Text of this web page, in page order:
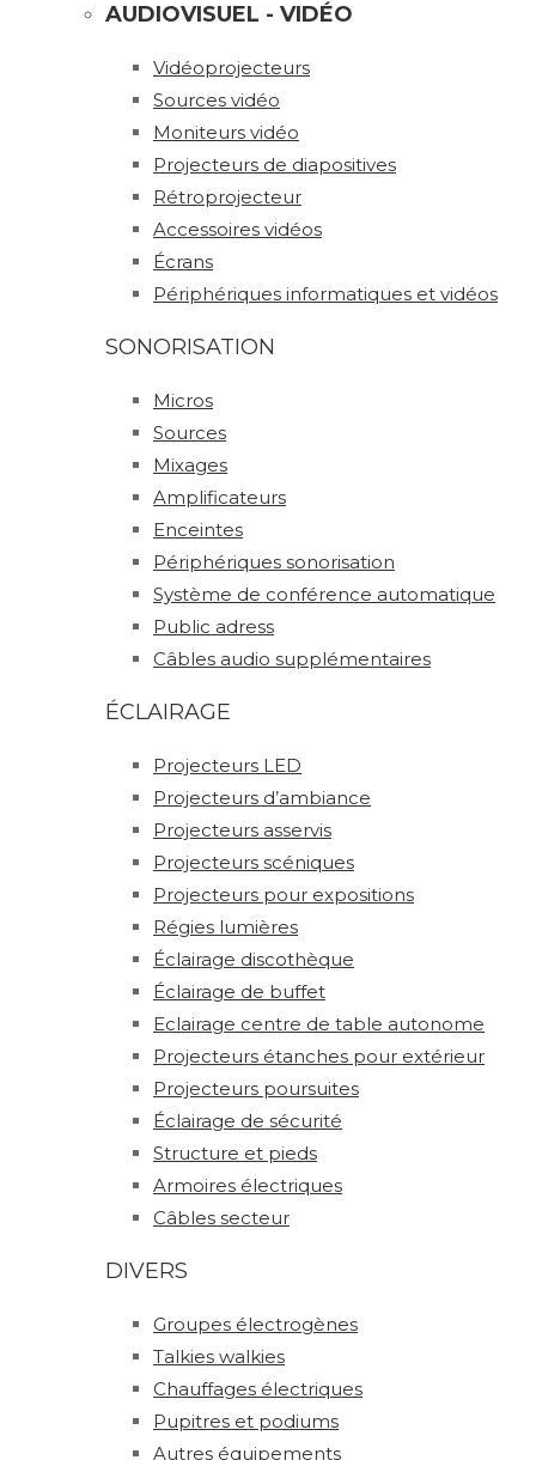
AUDIOVISUEL - VIDÉO
Vidéoprojecteurs
Sources vidéo
Moniteurs vidéo
Projecteurs de diapositives
Rétroprojecteur
Accessoires vidéos
Écrans
Périphériques informatiques et vidéos
SONORISATION
Micros
Sources
Mixages
Amplificateurs
Enceintes
Périphériques sonorisation
Système de conférence automatique
Public adress
Câbles audio supplémentaires
ÉCLAIRAGE
Projecteurs LED
Projecteurs d’ambiance
Projecteurs asservis
Projecteurs scéniques
Projecteurs pour expositions
Régies lumières
Éclairage discothèque
Éclairage de buffet
Eclairage centre de table autonome
Projecteurs étanches pour extérieur
Projecteurs poursuites
Éclairage de sécurité
Structure et pieds
Armoires électriques
Câbles secteur
DIVERS
Groupes électrogènes
Talkies walkies
Chauffages électriques
Pupitres et podiums
Autres équipements